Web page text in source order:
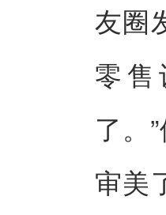
友圈
零
了。
审美